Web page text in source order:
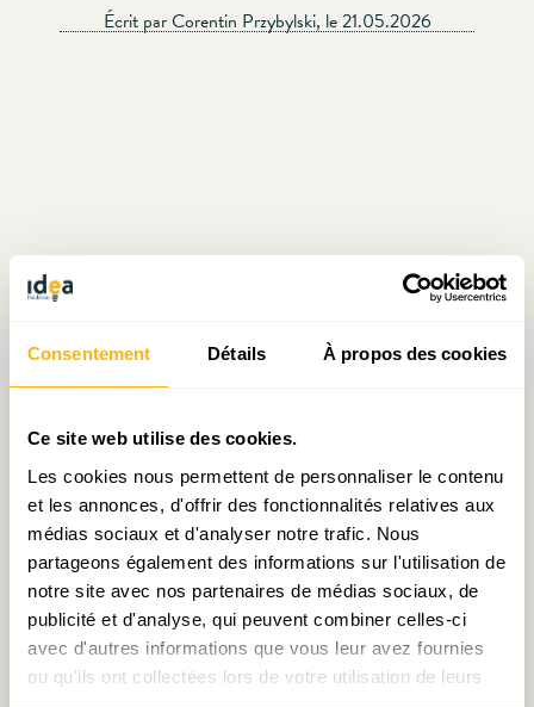
Consentement Détails À propos des cookies
Ce site web utilise des cookies.
Les cookies nous permettent de personnaliser le contenu
et les annonces, d'offrir des fonctionnalités relatives aux
médias sociaux et d'analyser notre trafic. Nous
partageons également des informations sur l'utilisation de
notre site avec nos partenaires de médias sociaux, de
publicité et d'analyse, qui peuvent combiner celles-ci
avec d'autres informations que vous leur avez fournies
ou qu'ils ont collectées lors de votre utilisation de leurs
Écrit par Corentin Przybylski, le 21.05.2026
Prendre contact avec Corentin Przybylski
Partager: